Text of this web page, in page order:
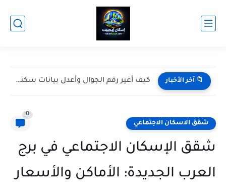
📁 آخر الأخبار كيف أدخل سكني عن طريق النفاذ الوطني؟
شقق الاسكان الاجتماعي
0
شقق الإسكان الاجتماعي في برج
العرب الجديدة: الأماكن والأسعار